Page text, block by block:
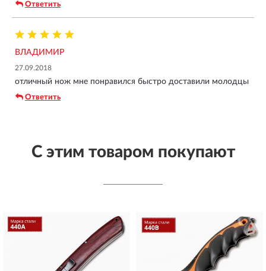
Ответить
ВЛАДИМИР
27.09.2018
отличный нож мне понравился быстро доставили молодцы
Ответить
С этим товаром покупают